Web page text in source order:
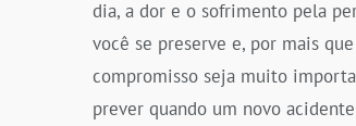
dia, a dor e o sofrimento pela
você se preserve e, por mais
compromisso seja muito
prever quando um novo